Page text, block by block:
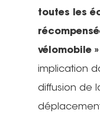
toutes les
vélomobile »
implication
diffusion de